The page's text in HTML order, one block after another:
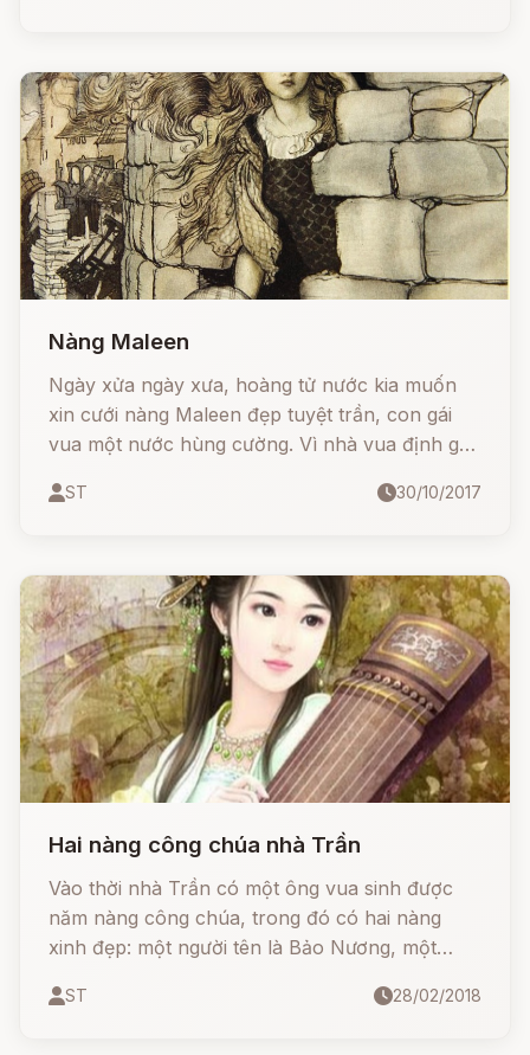
Nàng Maleen
Ngày xửa ngày xưa, hoàng tử nước kia muốn
xin cưới nàng Maleen đẹp tuyệt trần, con gái
vua một nước hùng cường. Vì nhà vua định gả
tử bị khước từ.
ST 30/10/2017
Hai nàng công chúa nhà Trần
Vào thời nhà Trần có một ông vua sinh được
năm nàng công chúa, trong đó có hai nàng
xinh đẹp: một người tên là Bảo Nương, một
ST 28/02/2018